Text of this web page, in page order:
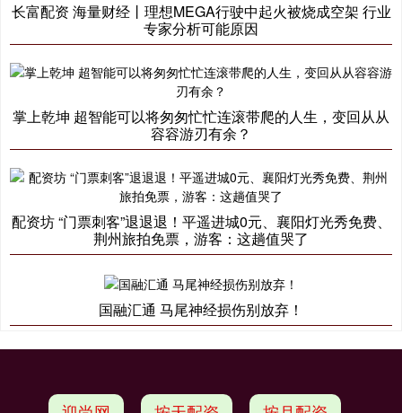
长富配资 海量财经丨理想MEGA行驶中起火被烧成空架 行业
专家分析可能原因
掌上乾坤 超智能可以将匆匆忙忙连滚带爬的人生，变回从从
容容游刃有余？
配资坊 “门票刺客”退退退！平遥进城0元、襄阳灯光秀免费、
荆州旅拍免票，游客：这趟值哭了
国融汇通 马尾神经损伤别放弃！